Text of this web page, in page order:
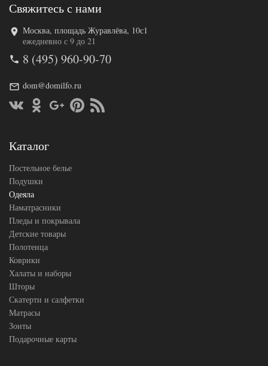
Код товара
520-959
Артикул
0(17)03-
Ширина х
Длина
110х140
(ясли)
Сезонность
Теплое
Свяжитесь с нами
Москва, площадь Журавлёва, 10с1
ежедневно с 9 до 21
8 (495) 960-90-70
dom@domilfo.ru
Каталог
Постельное белье
Подушки
Одеяла
Наматрасники
Пледы и покрывала
Детские товары
Полотенца
Коврики
Халаты и наборы
Шторы
Скатерти и салфетки
Матрасы
Зонты
Подарочные карты